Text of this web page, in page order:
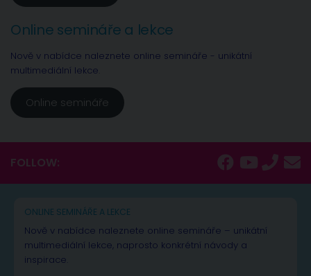
Online semináře a lekce
Nově v nabídce naleznete online semináře - unikátní
multimediální lekce.
Online semináře
FOLLOW:
ONLINE SEMINÁŘE A LEKCE
Nově v nabídce naleznete online semináře – unikátní
multimediální lekce, naprosto konkrétní návody a
inspirace.